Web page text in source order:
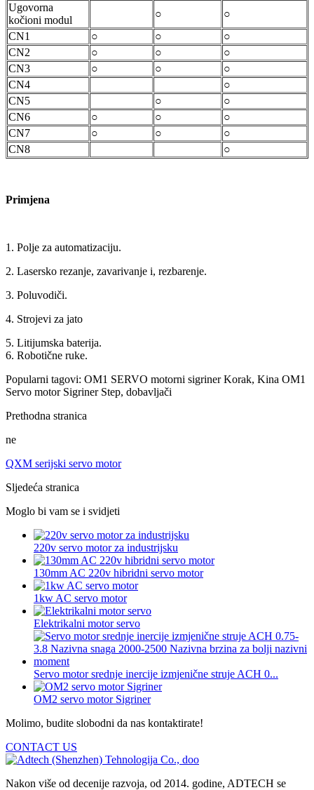
Ugovorna
kočioni modul
○
○
CN1
○ ○
○
CN2
○ ○
○
CN3
○ ○
○
CN4
○
CN5
○
○
CN6
○ ○
○
CN7
○ ○
○
CN8
○
Primjena
1. Polje za automatizaciju.
2. Lasersko rezanje, zavarivanje i, rezbarenje.
3. Poluvodiči.
4. Strojevi za jato
5. Litijumska baterija.
6. Robotične ruke.
Popularni tagovi: OM1 SERVO motorni sigriner Korak, Kina OM1
Servo motor Sigriner Step, dobavljači
Prethodna stranica
ne
QXM serijski servo motor
Sljedeća stranica
Moglo bi vam se i svidjeti
220v servo motor za industrijsku
130mm AC 220v hibridni servo motor
1kw AC servo motor
Elektrikalni motor servo
Servo motor srednje inercije izmjenične struje ACH 0...
OM2 servo motor Sigriner
Molimo, budite slobodni da nas kontaktirate!
CONTACT US
Nakon više od decenije razvoja, od 2014. godine, ADTECH se